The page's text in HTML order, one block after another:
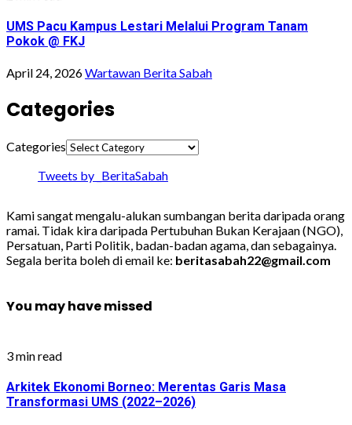
UMS Pacu Kampus Lestari Melalui Program Tanam
Pokok @ FKJ
April 24, 2026Wartawan Berita Sabah
Categories
Categories
Tweets by _BeritaSabah
Kami sangat mengalu-alukan sumbangan berita daripada orang
ramai. Tidak kira daripada Pertubuhan Bukan Kerajaan (NGO),
Persatuan, Parti Politik, badan-badan agama, dan sebagainya.
Segala berita boleh di email ke: beritasabah22@gmail.com
You may have missed
3 min read
Arkitek Ekonomi Borneo: Merentas Garis Masa
Transformasi UMS (2022–2026)